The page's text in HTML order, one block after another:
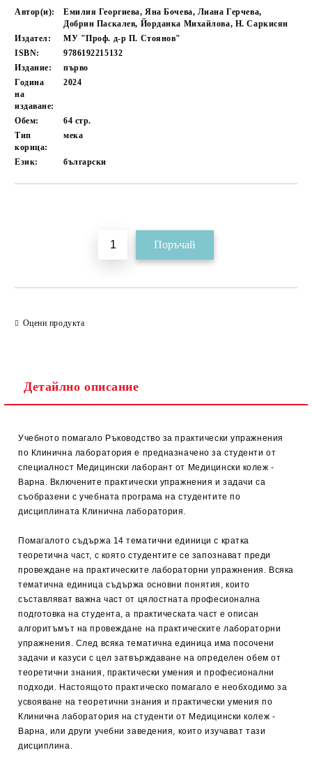
Автор(и):
Емилия Георгиева, Яна Бочева, Лиана Герчева,
Добрин Паскалев, Йорданка Михайлова, Н. Саркисян
Издател:
МУ "Проф. д-р П. Стоянов"
ISBN:
9786192215132
Издание:
първо
Година
на
издаване:
2024
Обем: 64 стр.
Тип
корица:
мека
Език: български
Оцени продукта
Детайлно описание
Учебното помагало Ръководство за практически упражнения
по Клинична лаборатория е предназначено за студенти от
специалност Медицински лаборант от Медицински колеж -
Варна. Включените практически упражнения и задачи са
съобразени с учебната програма на студентите по
дисциплината Клинична лаборатория.
Помагалото съдържа 14 тематични единици с кратка
теоретична част, с която студентите се запознават преди
провеждане на практическите лабораторни упражнения. Всяка
тематична единица съдържа основни понятия, които
съставляват важна част от цялостната професионална
подготовка на студента, а практическата част е описан
алгоритъмът на провеждане на практическите лабораторни
упражнения. След всяка тематична единица има посочени
задачи и казуси с цел затвърждаване на определен обем от
теоретични знания, практически умения и професионални
подходи. Настоящото практическо помагало е необходимо за
усвояване на теоретични знания и практически умения по
Клинична лаборатория на студенти от Медицински колеж -
Варна, или други учебни заведения, които изучават тази
дисциплина.